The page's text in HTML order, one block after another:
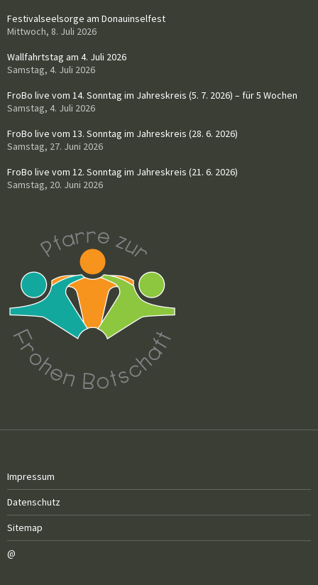
Festivalseelsorge am Donauinselfest
Mittwoch, 8. Juli 2026
Wallfahrtstag am 4. Juli 2026
Samstag, 4. Juli 2026
FroBo live vom 14. Sonntag im Jahreskreis (5. 7. 2026) – für 5 Wochen
Samstag, 4. Juli 2026
FroBo live vom 13. Sonntag im Jahreskreis (28. 6. 2026)
Samstag, 27. Juni 2026
FroBo live vom 12. Sonntag im Jahreskreis (21. 6. 2026)
Samstag, 20. Juni 2026
Impressum
Datenschutz
Sitemap
@